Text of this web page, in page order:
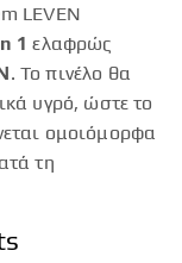
LEVEN
1ελαφρώς
. Το πινέλο θα
υγρό, ώστε το
ομοιόμορφα
τη